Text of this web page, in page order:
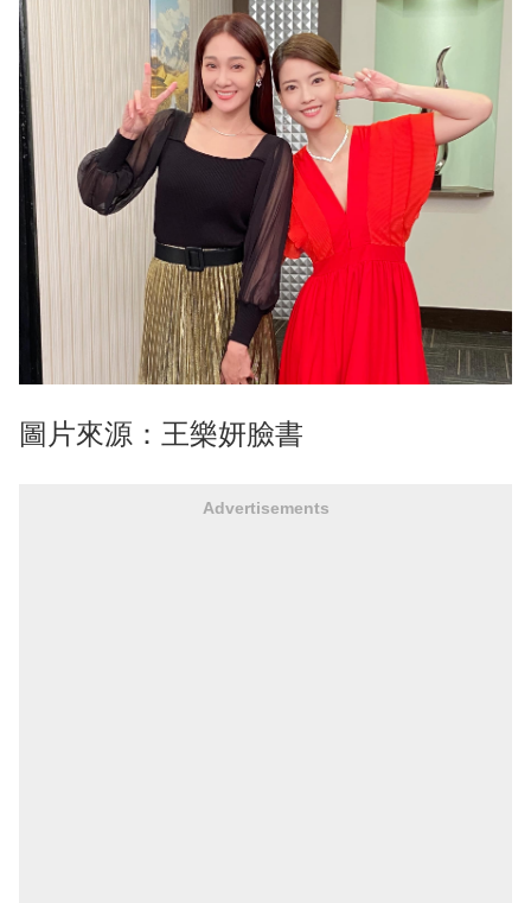
圖片來源：王樂妍臉書
Advertisements